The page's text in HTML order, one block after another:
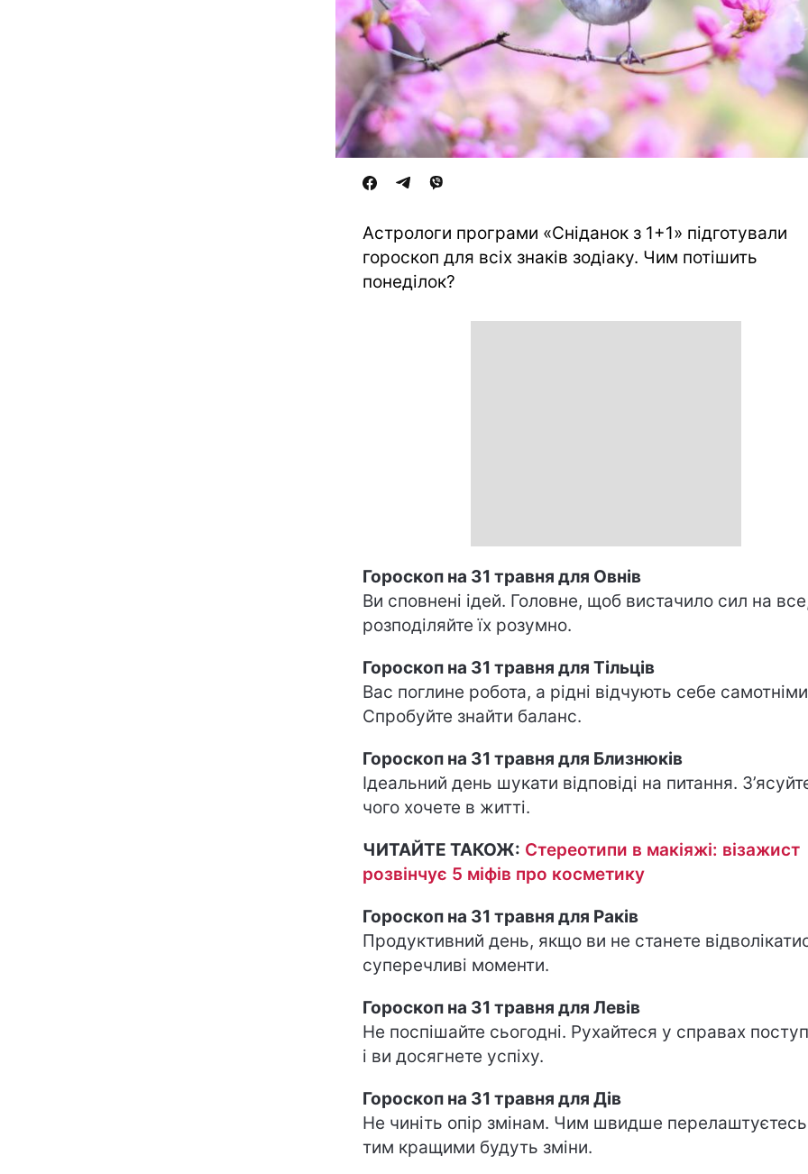
Астрологи програми «Сніданок з 1+1» підготували
гороскоп для всіх знаків зодіаку. Чим потішить
понеділок?
Гороскоп на 31 травня для Овнів
Ви сповнені ідей. Головне, щоб вистачило сил на
розподіляйте їх розумно.
Гороскоп на 31 травня для Тільців
Вас поглине робота, а рідні відчують себе
Спробуйте знайти баланс.
Гороскоп на 31 травня для Близнюків
Ідеальний день шукати відповіді на питання.
чого хочете в житті.
ЧИТАЙТЕ ТАКОЖ: Стереотипи в макіяжі: візажист
розвінчує 5 міфів про косметику
Гороскоп на 31 травня для Раків
Продуктивний день, якщо ви не станете
суперечливі моменти.
Гороскоп на 31 травня для Левів
Не поспішайте сьогодні. Рухайтеся у справах
і ви досягнете успіху.
Гороскоп на 31 травня для Дів
Не чиніть опір змінам. Чим швидше
тим кращими будуть зміни.